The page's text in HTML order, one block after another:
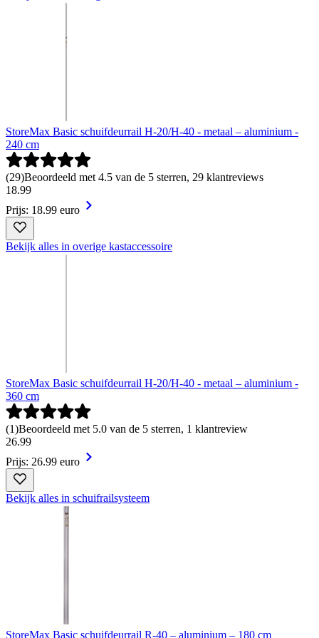
StoreMax Basic schuifdeurrail H-20/H-40 - metaal – aluminium -
240 cm
(29)Beoordeeld met 4.5 van de 5 sterren, 29 klantreviews
18.99
Prijs: 18.99 euro
Bekijk alles in overige kastaccessoire
StoreMax Basic schuifdeurrail H-20/H-40 - metaal – aluminium -
360 cm
(1)Beoordeeld met 5.0 van de 5 sterren, 1 klantreview
26.99
Prijs: 26.99 euro
Bekijk alles in schuifrailsysteem
StoreMax Basic schuifdeurrail R-40 – aluminium – 180 cm